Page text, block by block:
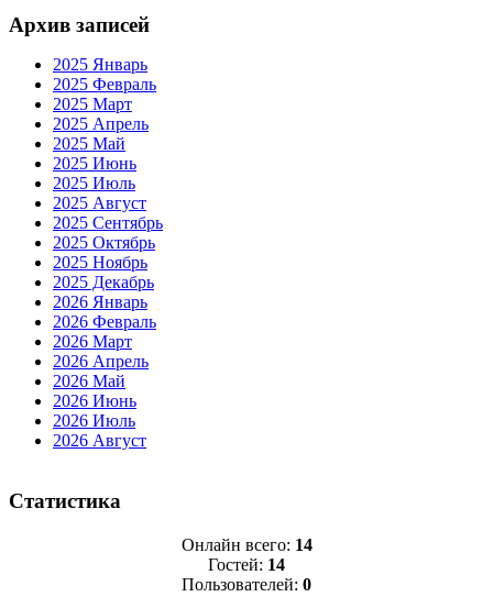
Архив записей
2025 Январь
2025 Февраль
2025 Март
2025 Апрель
2025 Май
2025 Июнь
2025 Июль
2025 Август
2025 Сентябрь
2025 Октябрь
2025 Ноябрь
2025 Декабрь
2026 Январь
2026 Февраль
2026 Март
2026 Апрель
2026 Май
2026 Июнь
2026 Июль
2026 Август
Статистика
Онлайн всего: 14
Гостей: 14
Пользователей: 0